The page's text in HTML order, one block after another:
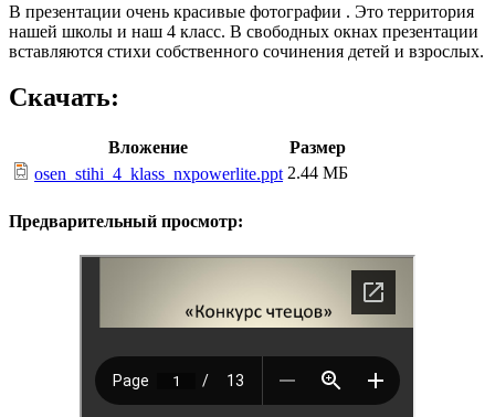
В презентации очень красивые фотографии . Это территория
нашей школы и наш 4 класс. В свободных окнах презентации
вставляются стихи собственного сочинения детей и взрослых.
Скачать:
Вложение
Размер
osen_stihi_4_klass_nxpowerlite.ppt 2.44 МБ
Предварительный просмотр: